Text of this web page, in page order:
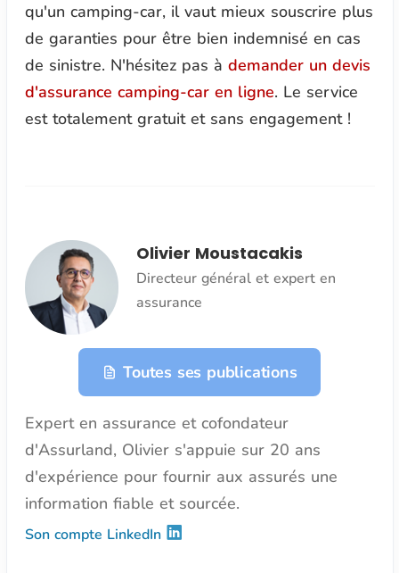
qu'un camping-car, il vaut mieux souscrire plus
de garanties pour être bien indemnisé en cas
de sinistre. N'hésitez pas à demander un devis
d'assurance camping-car en ligne. Le service
est totalement gratuit et sans engagement !
Olivier Moustacakis
Directeur général et expert en
assurance
Toutes ses publications
Expert en assurance et cofondateur
d'Assurland, Olivier s'appuie sur 20 ans
d'expérience pour fournir aux assurés une
information fiable et sourcée.
Son compte LinkedIn